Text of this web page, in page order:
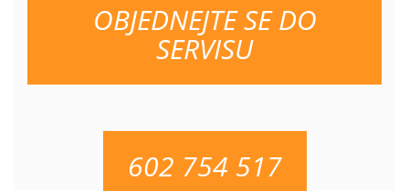
OBJEDNEJTE SE DO
SERVISU
602 754 517